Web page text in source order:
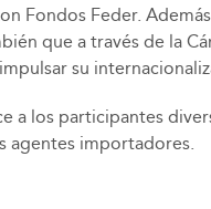
Fondos Feder.
que a través de la
su
a los participantes
agentes importadores.